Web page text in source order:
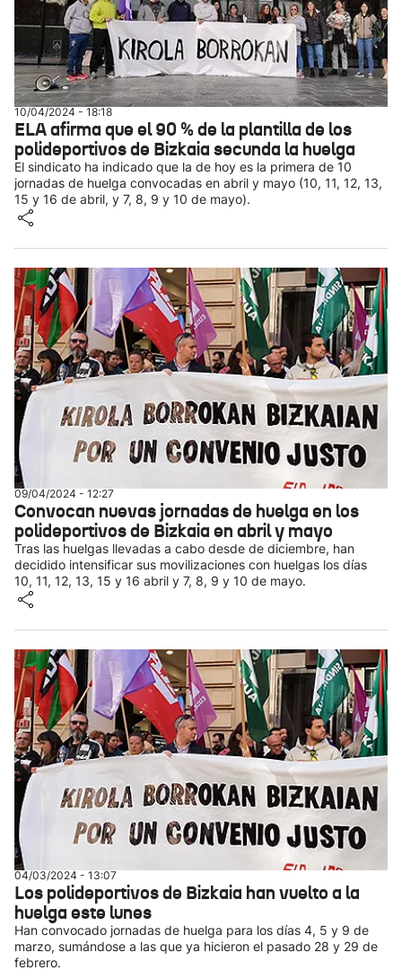
10/04/2024 - 18:18
ELA afirma que el 90 % de la plantilla de los
polideportivos de Bizkaia secunda la huelga
El sindicato ha indicado que la de hoy es la primera de 10
jornadas de huelga convocadas en abril y mayo (10, 11, 12, 13,
15 y 16 de abril, y 7, 8, 9 y 10 de mayo).
09/04/2024 - 12:27
Convocan nuevas jornadas de huelga en los
polideportivos de Bizkaia en abril y mayo
Tras las huelgas llevadas a cabo desde de diciembre, han
decidido intensificar sus movilizaciones con huelgas los días
10, 11, 12, 13, 15 y 16 abril y 7, 8, 9 y 10 de mayo.
04/03/2024 - 13:07
Los polideportivos de Bizkaia han vuelto a la
huelga este lunes
Han convocado jornadas de huelga para los días 4, 5 y 9 de
marzo, sumándose a las que ya hicieron el pasado 28 y 29 de
febrero.